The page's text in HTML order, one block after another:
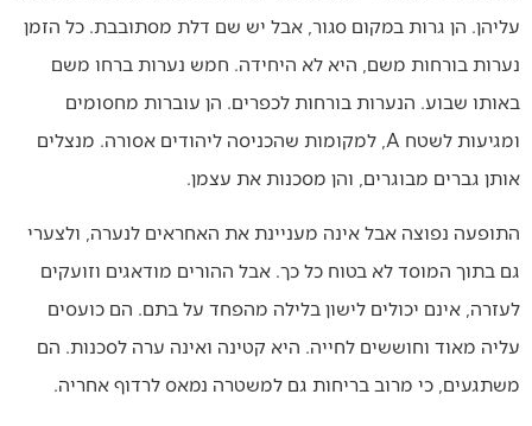
עליהן. הן גרות במקום סגור, אבל יש שם דלת מסתובבת. כל הזמן
נערות בורחות משם, היא לא היחידה. חמש נערות ברחו משם
באותו שבוע. הנערות בורחות לכפרים. הן עוברות מחסומים
ומגיעות לשטח A, למקומות שהכניסה ליהודים אסורה. מנצלים
אותן גברים מבוגרים, והן מסכנות את עצמן.
התופעה נפוצה אבל אינה מעניינת את האחראים לנערה, ולצערי
גם בתוך המוסד לא בטוח כל כך. אבל ההורים מודאגים וזועקים
לעזרה, אינם יכולים לישון בלילה מהפחד על בתם. הם כועסים
עליה מאוד וחוששים לחייה. היא קטינה ואינה ערה לסכנות. הם
משתגעים, כי מרוב בריחות גם למשטרה נמאס לרדוף אחריה.